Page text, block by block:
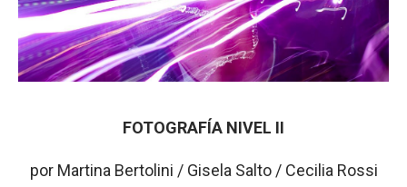
FOTOGRAFÍA NIVEL II
por Martina Bertolini / Gisela Salto / Cecilia Rossi